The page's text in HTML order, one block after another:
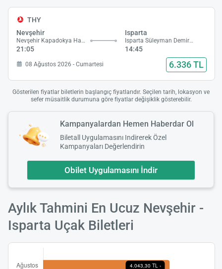
THY
Nevşehir
Nevşehir Kapadokya Havalimanı
21:05
Isparta
Isparta Süleyman Demirel Havalimanı
14:45
08 Ağustos 2026 - Cumartesi 6.336 TL
Gösterilen fiyatlar biletlerin başlangıç fiyatlarıdır. Seçilen tarih, lokasyon ve
sefer müsaitlik durumuna göre fiyatlar değişiklik gösterebilir.
Kampanyalardan Hemen Haberdar Ol
Biletall Uygulamasını Indirerek Özel
Kampanyaları Değerlendirin
Obilet Uygulamasını İndir
Aylık Tahmini En Ucuz Nevşehir -
Isparta Uçak Biletleri